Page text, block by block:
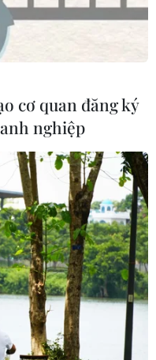
cơ quan đăng ký
nghiệp